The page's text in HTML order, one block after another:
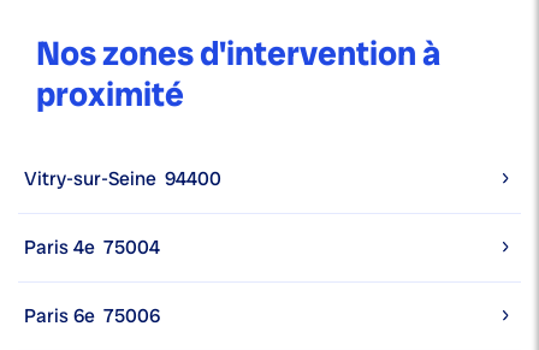
Nos zones d'intervention à
proximité
Vitry-sur-Seine 94400
Paris 4e 75004
Paris 6e 75006